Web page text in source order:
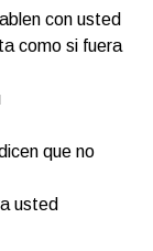
con usted
como si fuera
que no
usted